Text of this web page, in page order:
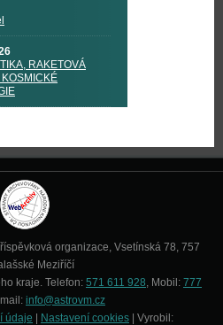
RAKETOVÁ
organizace, Vsetínská 78, 757
Meziříčí
kraje. Telefon: 571 611 928, Mobil: 777
info@astrovm.cz
údaje
Nastavení cookies | Vyrobil: